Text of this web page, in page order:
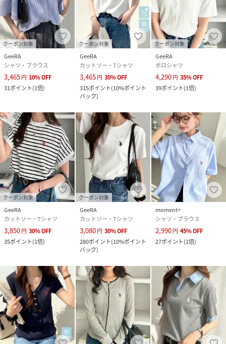
※サイズ寸法は実際の寸法と多少の誤差がある場合がござい
ます。
※ご覧いただいているPC／WEB環境や撮影環境により、
多少色味が異なって見える場合がございます。
【お買物をよりお楽しみいただく為に】
▼商品のお気に入り登録をおすすめします♪
『♡をクリック！』
完売カラーの再入荷などの通知を受ける事ができます。
ブランドのお気に入り登録もご一緒にお願いいたします。
------------------------------------------------------------
---------------------
性別タイプ レディース
品番
RK5011_208993
208993-051-051 RK5011
クーポン対象
GeeRA
シャツ・ブラウス
3,465円 10%OFF
31ポイント(1倍)
クーポン対象
GeeRA
カットソー・Tシャツ
3,465円 30%OFF
315ポイント(10%ポイント
バック)
クーポン対象
GeeRA
ポロシャツ
4,290円 35%OFF
39ポイント(1倍)
クーポン対象
GeeRA
カットソー・Tシャツ
3,850円 30%OFF
35ポイント(1倍)
クーポン対象
GeeRA
カットソー・Tシャツ
3,080円 30%OFF
280ポイント(10%ポイント
バック)
moment+
シャツ・ブラウス
2,990円 45%OFF
27ポイント(1倍)